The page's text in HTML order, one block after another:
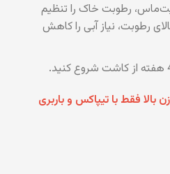
رطوبت خاک را تنظیم
رطوبت، نیاز آبی را کاهش
فقط با تیپاکس و باربری